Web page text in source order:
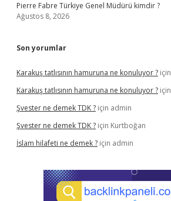
Pierre Fabre Türkiye Genel Müdürü kimdir ?
Ağustos 8, 2026
Son yorumlar
Karakuş tatlısının hamuruna ne konuluyor ? için
Karakuş tatlısının hamuruna ne konuluyor ? için
Şvester ne demek TDK ? için admin
Şvester ne demek TDK ? için Kurtboğan
İslam hilafeti ne demek ? için admin